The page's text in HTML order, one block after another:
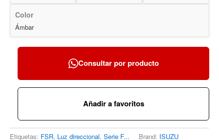
Color
Ámbar
Consultar por producto
Añadir a favoritos
Etiquetas: FSR, Luz direccional, Serie F... Brand: ISUZU